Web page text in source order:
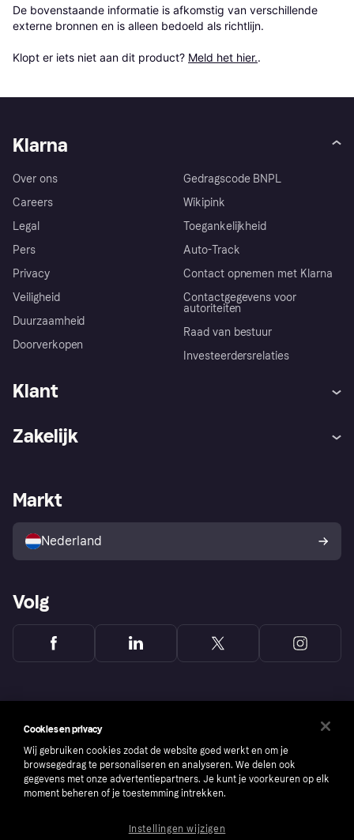
De bovenstaande informatie is afkomstig van verschillende
externe bronnen en is alleen bedoeld als richtlijn.
Klopt er iets niet aan dit product? Meld het hier..
Klarna
Over ons
Careers
Legal
Pers
Privacy
Veiligheid
Duurzaamheid
Doorverkopen
Gedragscode BNPL
Wikipink
Toegankelijkheid
Auto-Track
Contact opnemen met Klarna
Contactgegevens voor
autoriteiten
Raad van bestuur
Investeerdersrelaties
Klant
Winkeloverzicht
Kopersbescherming voor
consumenten
Zakelijk
Zakelijke login
Markt
Nederland
Volg
Cookies en privacy
Wij gebruiken cookies zodat de website goed werkt en om je
browsegedrag te personaliseren en analyseren. We delen ook
gegevens met onze advertentiepartners. Je kunt je voorkeuren op elk
moment beheren of je toestemming intrekken.
Instellingen wijzigen